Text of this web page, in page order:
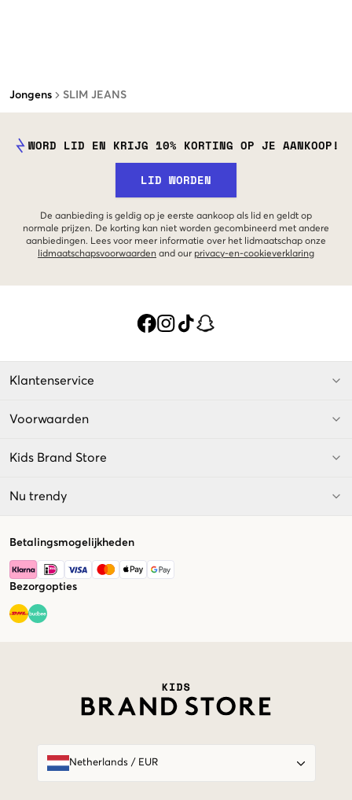
Jongens SLIM JEANS
WORD LID EN KRIJG 10% KORTING OP JE AANKOOP!
LID WORDEN
De aanbieding is geldig op je eerste aankoop als lid en geldt op
normale prijzen. De korting kan niet worden gecombineerd met andere
aanbiedingen. Lees voor meer informatie over het lidmaatschap onze
lidmaatschapsvoorwaarden and our privacy-en-cookieverklaring
Klantenservice
Voorwaarden
Kids Brand Store
Nu trendy
Betalingsmogelijkheden
Bezorgopties
Netherlands/ EUR